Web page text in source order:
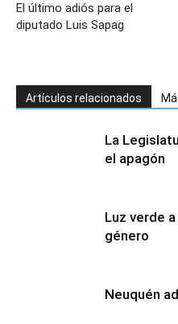
El último adiós para el
diputado Luis Sapag
Artículos relacionados
La
el apagón
Luz verde
género
Neuquén